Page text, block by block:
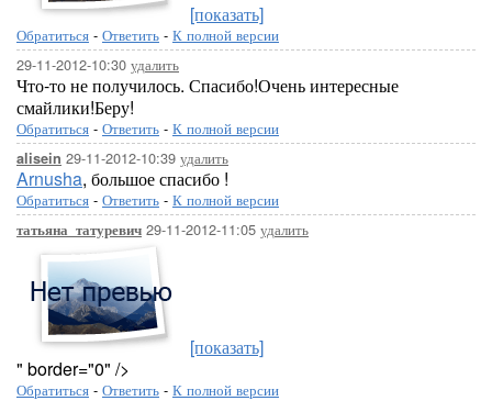
[показать]
Обратиться - Ответить - К полной версии
29-11-2012-10:30 удалить
Что-то не получилось. Спасибо!Очень интересные
смайлики!Беру!
Обратиться - Ответить - К полной версии
alisein 29-11-2012-10:39 удалить
Arnusha, большое спасибо !
Обратиться - Ответить - К полной версии
татьяна_татуревич 29-11-2012-11:05 удалить
[показать]
" border="0" />
Обратиться - Ответить - К полной версии